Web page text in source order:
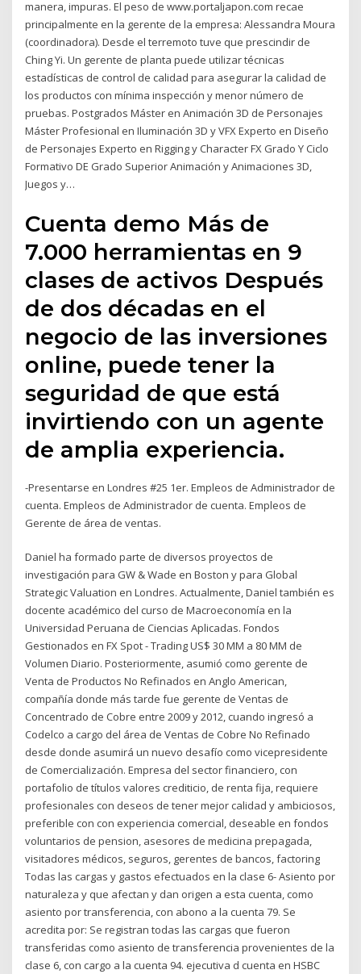
manera, impuras. El peso de www.portaljapon.com recae
principalmente en la gerente de la empresa: Alessandra Moura
(coordinadora). Desde el terremoto tuve que prescindir de
Ching Yi. Un gerente de planta puede utilizar técnicas
estadísticas de control de calidad para asegurar la calidad de
los productos con mínima inspección y menor número de
pruebas. Postgrados Máster en Animación 3D de Personajes
Máster Profesional en Iluminación 3D y VFX Experto en Diseño
de Personajes Experto en Rigging y Character FX Grado Y Ciclo
Formativo DE Grado Superior Animación y Animaciones 3D,
Juegos y…
Cuenta demo Más de
7.000 herramientas en 9
clases de activos Después
de dos décadas en el
negocio de las inversiones
online, puede tener la
seguridad de que está
invirtiendo con un agente
de amplia experiencia.
-Presentarse en Londres #25 1er. Empleos de Administrador de
cuenta. Empleos de Administrador de cuenta. Empleos de
Gerente de área de ventas.
Daniel ha formado parte de diversos proyectos de
investigación para GW & Wade en Boston y para Global
Strategic Valuation en Londres. Actualmente, Daniel también es
docente académico del curso de Macroeconomía en la
Universidad Peruana de Ciencias Aplicadas. Fondos
Gestionados en FX Spot - Trading US$ 30 MM a 80 MM de
Volumen Diario. Posteriormente, asumió como gerente de
Venta de Productos No Refinados en Anglo American,
compañía donde más tarde fue gerente de Ventas de
Concentrado de Cobre entre 2009 y 2012, cuando ingresó a
Codelco a cargo del área de Ventas de Cobre No Refinado
desde donde asumirá un nuevo desafío como vicepresidente
de Comercialización. Empresa del sector financiero, con
portafolio de títulos valores crediticio, de renta fija, requiere
profesionales con deseos de tener mejor calidad y ambiciosos,
preferible con con experiencia comercial, deseable en fondos
voluntarios de pension, asesores de medicina prepagada,
visitadores médicos, seguros, gerentes de bancos, factoring
Todas las cargas y gastos efectuados en la clase 6- Asiento por
naturaleza y que afectan y dan origen a esta cuenta, como
asiento por transferencia, con abono a la cuenta 79. Se
acredita por: Se registran todas las cargas que fueron
transferidas como asiento de transferencia provenientes de la
clase 6, con cargo a la cuenta 94. ejecutiva d cuenta en HSBC